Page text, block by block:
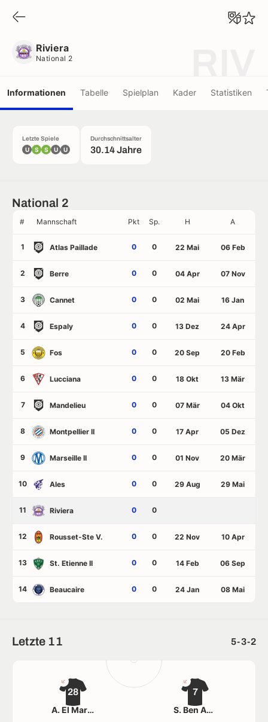
Riviera
National 2
Informationen Tabelle Spielplan Kader Statistiken
Letzte Spiele
U S S U U
Durchschnittsalter
30.14 Jahre
National 2
# Mannschaft Pkt Sp. H A
1 Atlas Paillade 0 0 22 Mai 06 Feb
2 Berre 0 0 04 Apr 07 Nov
3 Cannet 0 0 02 Mai 16 Jan
4 Espaly 0 0 13 Dez 24 Apr
5 Fos 0 0 20 Sep 20 Feb
6 Lucciana 0 0 18 Okt 13 Mär
7 Mandelieu 0 0 07 Mär 04 Okt
8 Montpellier II 0 0 17 Apr 05 Dez
9 Marseille II 0 0 01 Nov 20 Mär
10 Ales 0 0 29 Aug 29 Mai
11 Riviera 0 0
12 Rousset-Ste V. 0 0 22 Nov 10 Apr
13 St. Etienne II 0 0 14 Feb 06 Sep
14 Beaucaire 0 0 24 Jan 08 Mai
Letzte 11 5-3-2
28
A. El Mardi
7
S. Ben Amar